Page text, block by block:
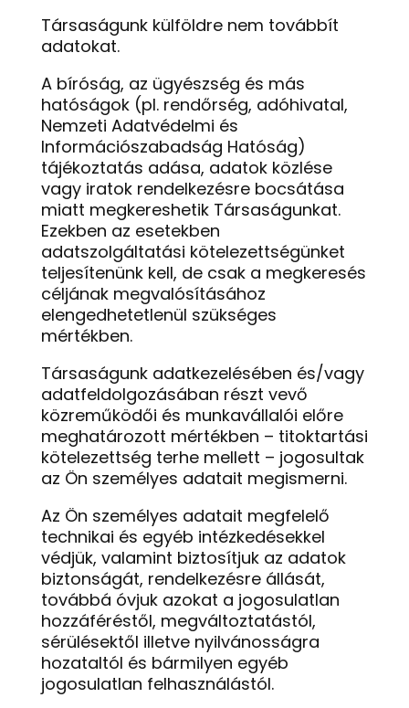
Társaságunk külföldre nem továbbít
adatokat.
A bíróság, az ügyészség és más
hatóságok (pl. rendőrség, adóhivatal,
Nemzeti Adatvédelmi és
Információszabadság Hatóság)
tájékoztatás adása, adatok közlése
vagy iratok rendelkezésre bocsátása
miatt megkereshetik Társaságunkat.
Ezekben az esetekben
adatszolgáltatási kötelezettségünket
teljesítenünk kell, de csak a megkeresés
céljának megvalósításához
elengedhetetlenül szükséges
mértékben.
Társaságunk adatkezelésében és/vagy
adatfeldolgozásában részt vevő
közreműködői és munkavállalói előre
meghatározott mértékben – titoktartási
kötelezettség terhe mellett – jogosultak
az Ön személyes adatait megismerni.
Az Ön személyes adatait megfelelő
technikai és egyéb intézkedésekkel
védjük, valamint biztosítjuk az adatok
biztonságát, rendelkezésre állását,
továbbá óvjuk azokat a jogosulatlan
hozzáféréstől, megváltoztatástól,
sérülésektől illetve nyilvánosságra
hozataltól és bármilyen egyéb
jogosulatlan felhasználástól.